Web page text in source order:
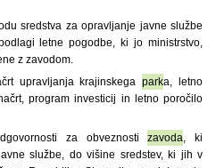
sredstva za opravljanje javne službe
letne pogodbe, ki jo ministrstvo,
z zavodom.
upravljanja krajinskegaparka, letno
program investicij in letno poročilo
za obveznostizavoda, ki
službe, do višine sredstev, ki jih v